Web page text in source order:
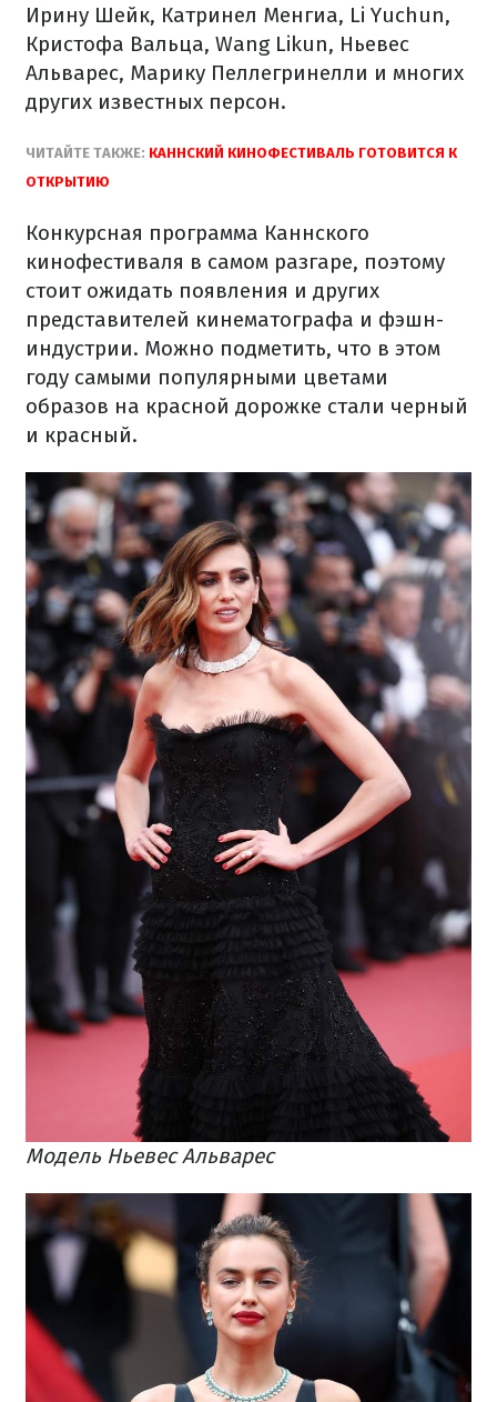
Ирину Шейк, Катринел Менгиа, Li Yuchun,
Кристофа Вальца, Wang Likun, Ньевес
Альварес, Марику Пеллегринелли и многих
других известных персон.
ЧИТАЙТЕ ТАКЖЕ: КАННСКИЙ КИНОФЕСТИВАЛЬ ГОТОВИТСЯ К
ОТКРЫТИЮ
Конкурсная программа Каннского
кинофестиваля в самом разгаре, поэтому
стоит ожидать появления и других
представителей кинематографа и фэшн-
индустрии. Можно подметить, что в этом
году самыми популярными цветами
образов на красной дорожке стали черный
и красный.
Модель Ньевес Альварес